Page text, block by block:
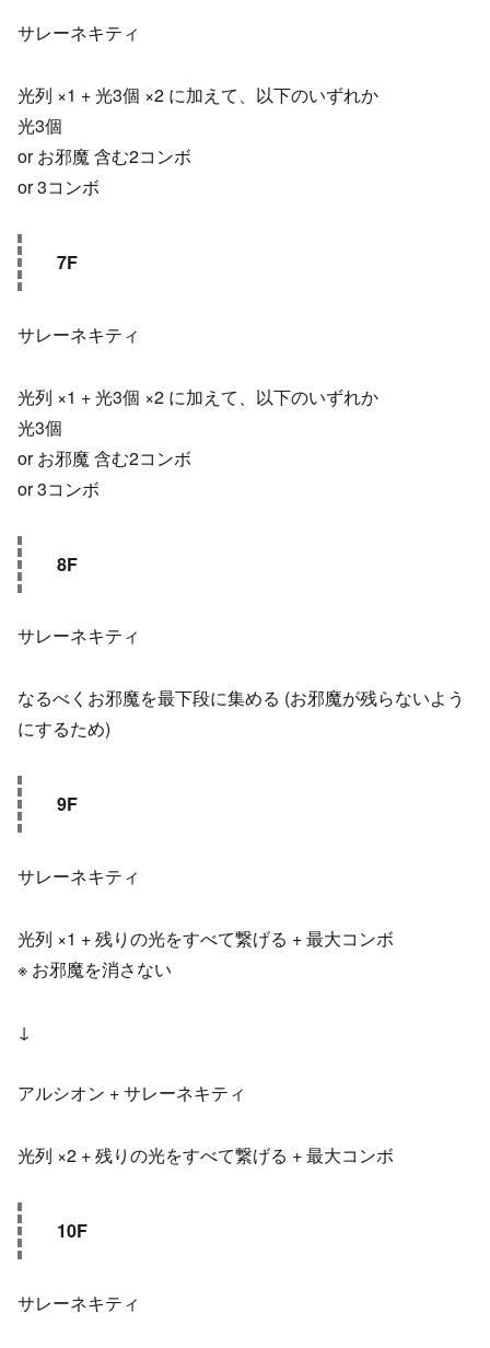
サレーネキティ
光列 ×1 + 光3個 ×2 に加えて、以下のいずれか
光3個
or お邪魔 含む2コンボ
or 3コンボ
7F
サレーネキティ
光列 ×1 + 光3個 ×2 に加えて、以下のいずれか
光3個
or お邪魔 含む2コンボ
or 3コンボ
8F
サレーネキティ
なるべくお邪魔を最下段に集める (お邪魔が残らないよう
にするため)
9F
サレーネキティ
光列 ×1 + 残りの光をすべて繋げる + 最大コンボ
※ お邪魔を消さない
↓
アルシオン + サレーネキティ
光列 ×2 + 残りの光をすべて繋げる + 最大コンボ
10F
サレーネキティ